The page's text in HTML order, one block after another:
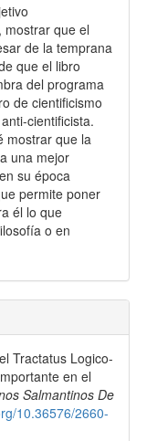
mostrar que el
de la temprana
que el libro
del programa
de cientificismo
cientificista.
mostrar que la
una mejor
su época
permite poner
él lo que
o en
Tractatus Logico-
en el
Salmantinos De
10.36576/2660-